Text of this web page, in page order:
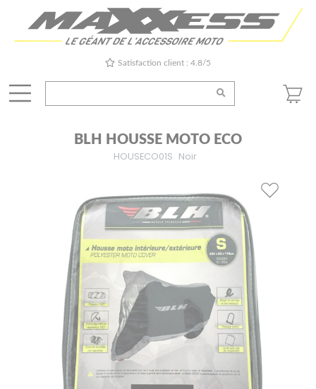
Satisfaction client : 4.8/5
BLH HOUSSE MOTO ECO
HOUSECO01S Noir